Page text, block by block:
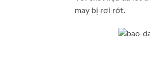
may bị rơi rớt.